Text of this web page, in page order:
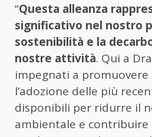
“Questa alleanza
significativo nel nostro
sostenibilità e la
nostre attività. Qui a
impegnati a promuovere
l’adozione delle più
disponibili per ridurre il
ambientale e